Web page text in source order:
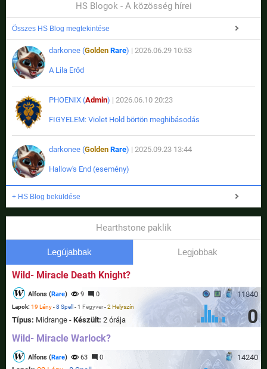
HS Blogok - A közösség hírei
Összes HS Blog megtekintése
darkonee (Golden Rare) | 2026.06.29 10:53
A Lila Erőd
PHOENIX (Admin) | 2026.06.10 20:23
FIGYELEM: Violet Hold börtön meghibásodás
darkonee (Golden Rare) | 2025.09.23 13:44
Hallow's End (esemény)
+ HS Blog beküldése
Hearthstone paklik
Legújabbak Legjobbak
Wild- Miracle Death Knight?
11840
Alfons (Rare) 9 0
Lapok: 19 Lény-8 Spell - 1 Fegyver-2 Helyszín
Típus: Midrange - Készült: 2 órája 0
Wild- Miracle Warlock?
14240
Alfons (Rare) 63 0